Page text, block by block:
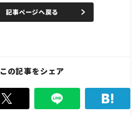
n
e
d
%
記事ページへ戻る
この記事をシェア